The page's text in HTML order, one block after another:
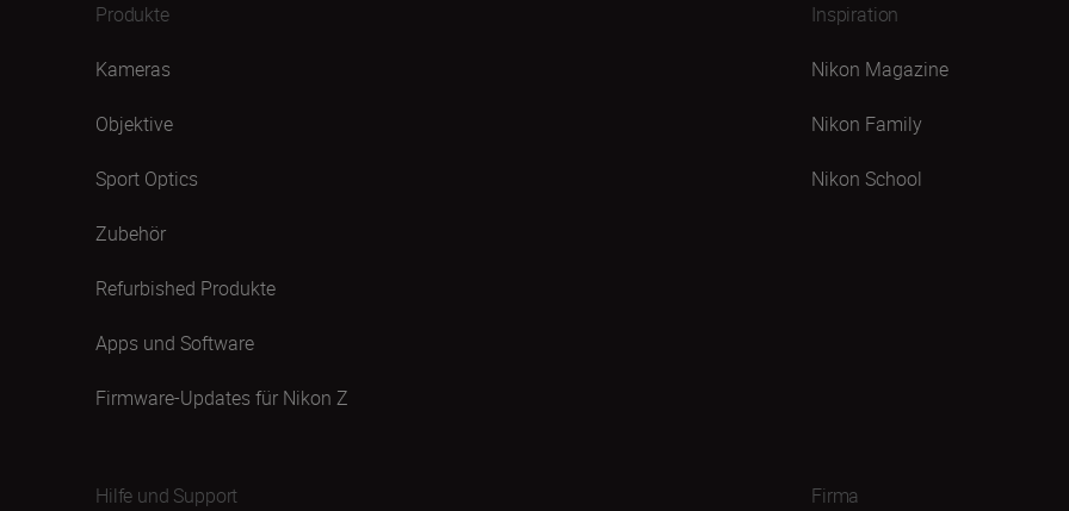
Produkte
Kameras
Objektive
Sport Optics
Zubehör
Refurbished Produkte
Apps und Software
Firmware-Updates für Nikon Z
Inspiration
Nikon Magazine
Nikon Family
Nikon School
Hilfe und Support Firma